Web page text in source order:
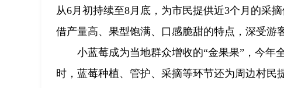
从6月初持续至8月底，为市民提供近3个月的采
借产量高、果型饱满、口感脆甜的特点，深受游
小蓝莓成为当地群众增收的“金果果”，今年
时，蓝莓种植、管护、采摘等环节还为周边村民